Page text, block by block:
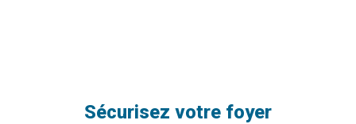
Sécurisez votre foyer